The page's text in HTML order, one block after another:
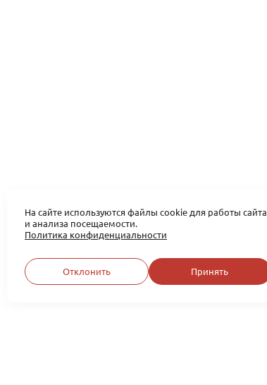
На сайте используются файлы cookie для работы сайта
и анализа посещаемости.
Политика конфиденциальности
Отклонить Принять